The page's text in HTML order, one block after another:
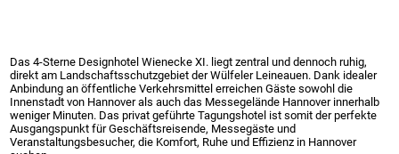
Das 4-Sterne Designhotel Wienecke XI. liegt zentral und dennoch ruhig,
direkt am Landschaftsschutzgebiet der Wülfeler Leineauen. Dank idealer
Anbindung an öffentliche Verkehrsmittel erreichen Gäste sowohl die
Innenstadt von Hannover als auch das Messegelände Hannover innerhalb
weniger Minuten. Das privat geführte Tagungshotel ist somit der perfekte
Ausgangspunkt für Geschäftsreisende, Messegäste und
Veranstaltungsbesucher, die Komfort, Ruhe und Effizienz in Hannover